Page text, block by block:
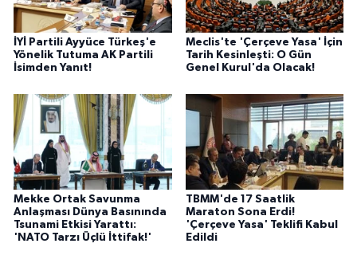
İYİ Partili Ayyüce Türkeş'e
Yönelik Tutuma AK Partili
İsimden Yanıt!
Meclis'te 'Çerçeve Yasa' İçin
Tarih Kesinleşti: O Gün
Genel Kurul'da Olacak!
Mekke Ortak Savunma
Anlaşması Dünya Basınında
Tsunami Etkisi Yarattı:
'NATO Tarzı Üçlü İttifak!'
TBMM'de 17 Saatlik
Maraton Sona Erdi!
'Çerçeve Yasa' Teklifi Kabul
Edildi